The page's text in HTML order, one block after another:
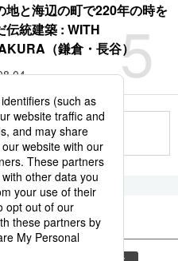
5
地と海辺の町で220年の時を
伝統建築 : WITH
（鎌倉・長谷）
る